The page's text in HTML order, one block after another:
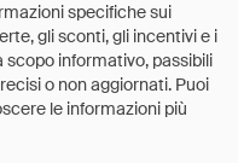
specifiche sui
gli sconti, gli incentivi e i
scopo informativo, passibili
o non aggiornati. Puoi
le informazioni più